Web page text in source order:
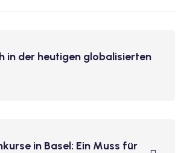
in der heutigen globalisierten
in Basel: Ein Muss für